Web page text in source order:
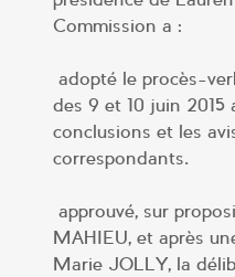
Commission a :
adopté le procès-
des 9 et 10 juin 2015
conclusions et les
correspondants.
approuvé, sur
MAHIEU, et après
Marie JOLLY, la